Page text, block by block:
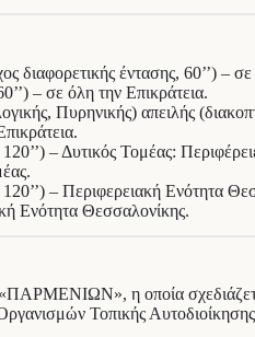
διαφορετικής έντασης, 60’’) –
– σε όλη την Επικράτεια.
Πυρηνικής) απειλής
– Δυτικός Τομέας:
– Περιφερειακή Ενότητα
Ενότητα Θεσσαλονίκης.
«ΠΑΡΜΕΝΙΩΝ», η οποία
Τοπικής